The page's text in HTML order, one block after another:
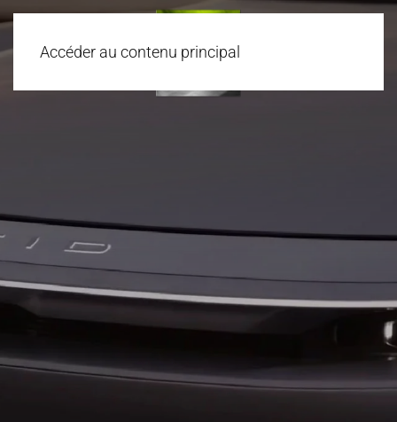
Accéder au contenu principal